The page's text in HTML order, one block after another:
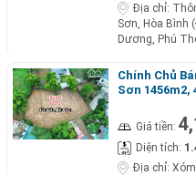
Địa chỉ:
Sơn, Hòa Bình
Dương, Phú
Chính Chủ
Sơn
Giá tiền:
Diện tích:
Địa chỉ: